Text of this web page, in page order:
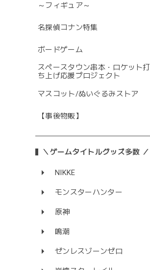
～フィギュア～
名探偵コナン特集
ボードゲーム
スペースタウン串本・ロケット打
ち上げ応援プロジェクト
マスコット/ぬいぐるみストア
【事後物販】
＼ゲームタイトルグッズ多数 ／
NIKKE
モンスターハンター
原神
鳴潮
ゼンレスゾーンゼロ